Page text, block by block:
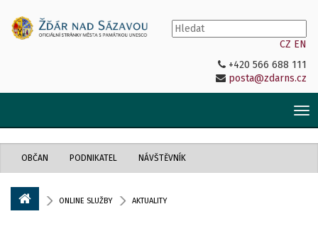
CZ EN
+420 566 688 111
posta@zdarns.cz
OBČAN PODNIKATEL NÁVŠTĚVNÍK
ONLINE SLUŽBY AKTUALITY